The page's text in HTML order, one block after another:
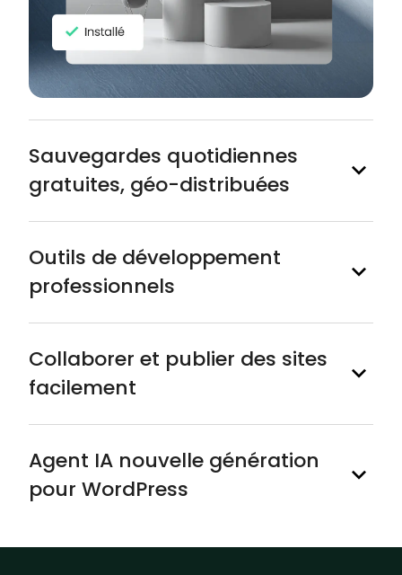
Sauvegardes quotidiennes
gratuites, géo-distribuées
Outils de développement
professionnels
Collaborer et publier des sites
facilement
Agent IA nouvelle génération
pour WordPress